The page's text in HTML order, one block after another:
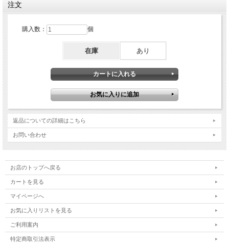
注文
購入数： 個
在庫 あり
返品についての詳細はこちら
お問い合わせ
お店のトップへ戻る
カートを見る
マイページへ
お気に入りリストを見る
ご利用案内
特定商取引法表示